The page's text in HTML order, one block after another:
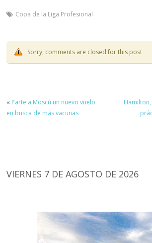
Copa de la Liga Profesional
Sorry, comments are closed for this post
« Parte a Moscú un nuevo vuelo
en busca de más vacunas
VIERNES 7 DE AGOSTO DE 2026